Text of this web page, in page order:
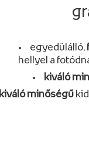
egyedülálló,
hellyel a
kiváló
kiváló minőségű